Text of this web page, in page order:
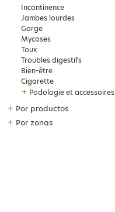
Incontinence
Jambes lourdes
Gorge
Mycoses
Toux
Troubles digestifs
Bien-être
Cigarette
+ Podologie et accessoires
+ Por productos
+ Por zonas